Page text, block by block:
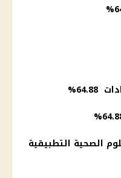
الصحية التطبيقية